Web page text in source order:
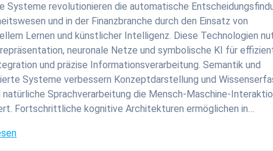
Systeme revolutionieren die automatische
und in der Finanzbranche durch den Einsatz von
Lernen und künstlicher Intelligenz. Diese Technologien
neuronale Netze und symbolische KI für
und präzise Informationsverarbeitung. Semantik und
Systeme verbessern Konzeptdarstellung und
natürliche Sprachverarbeitung die Mensch-Maschine-
Fortschrittliche kognitive Architekturen ermöglichen in…